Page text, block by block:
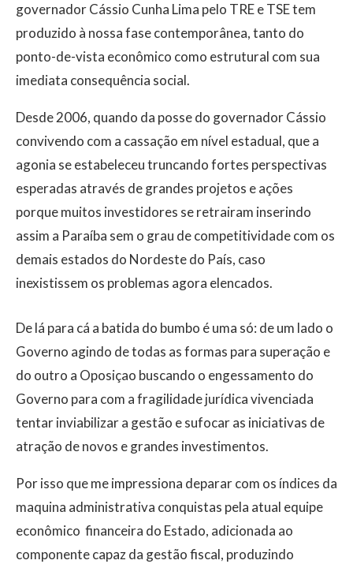
governador Cássio Cunha Lima pelo TRE e TSE tem
produzido à nossa fase contemporânea, tanto do
ponto-de-vista econômico como estrutural com sua
imediata consequência social.
Desde 2006, quando da posse do governador Cássio
convivendo com a cassação em nível estadual, que a
agonia se estabeleceu truncando fortes perspectivas
esperadas através de grandes projetos e ações
porque muitos investidores se retrairam inserindo
assim a Paraíba sem o grau de competitividade com os
demais estados do Nordeste do País, caso
inexistissem os problemas agora elencados.
De lá para cá a batida do bumbo é uma só: de um lado o
Governo agindo de todas as formas para superação e
do outro a Oposiçao buscando o engessamento do
Governo para com a fragilidade jurídica vivenciada
tentar inviabilizar a gestão e sufocar as iniciativas de
atração de novos e grandes investimentos.
Por isso que me impressiona deparar com os índices da
maquina administrativa conquistas pela atual equipe
econômico  financeira do Estado, adicionada ao
componente capaz da gestão fiscal, produzindo